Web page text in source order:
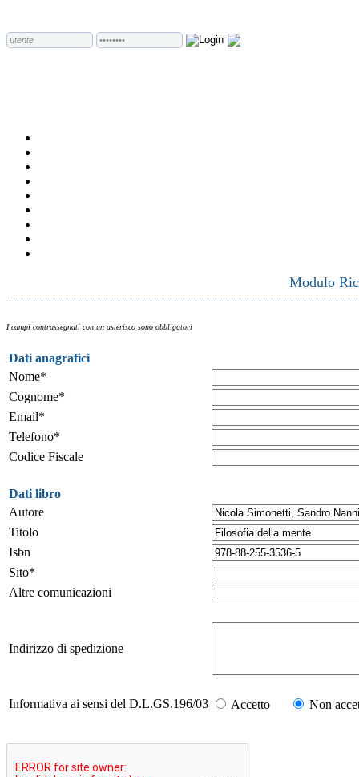
Modulo
I campi contrassegnati con un asterisco sono obbligatori
Dati anagrafici
Nome*
Cognome*
Email*
Telefono*
Codice Fiscale
Dati libro
Autore
Titolo
Isbn
Sito*
Altre comunicazioni
Indirizzo di spedizione
Informativa ai sensi del D.L.GS.196/03 Accetto Non